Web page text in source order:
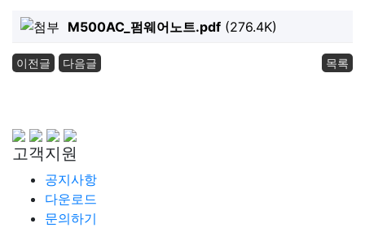
M500AC_펌웨어노트.pdf (276.4K)
이전글 다음글 목록
고객지원
공지사항
다운로드
문의하기